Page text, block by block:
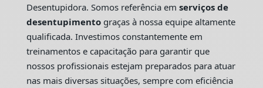
Desentupidora. Somos referência em serviços de
desentupimentograças à nossa equipe altamente
qualificada. Investimos constantemente em
treinamentos e capacitação para garantir que
nossos profissionais estejam preparados para atuar
nas mais diversas situações, sempre com eficiência